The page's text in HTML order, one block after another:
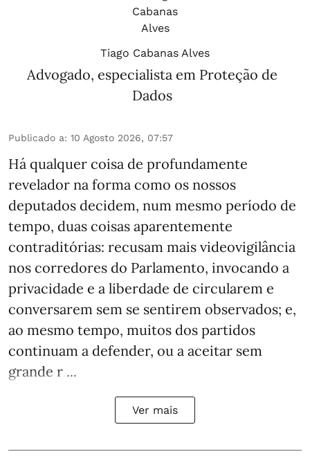
Tiago Cabanas Alves
Advogado, especialista em Proteção de
Dados
Publicado a: 10 Agosto 2026, 07:57
Há qualquer coisa de profundamente
revelador na forma como os nossos
deputados decidem, num mesmo período de
tempo, duas coisas aparentemente
contraditórias: recusam mais videovigilância
nos corredores do Parlamento, invocando a
privacidade e a liberdade de circularem e
conversarem sem se sentirem observados; e,
ao mesmo tempo, muitos dos partidos
continuam a defender, ou a aceitar sem
grande r ...
Ver mais